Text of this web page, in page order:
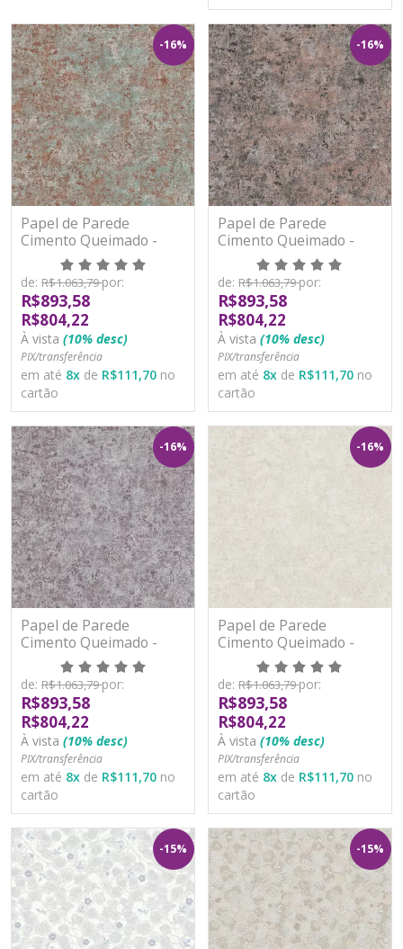
-16%
Papel de Parede
Cimento Queimado -
Metropolitan Stories 3 -
AS391101 - Vinílico
de: R$1.063,79por:
R$893,58
R$804,22
À vista (10% desc)
PIX/transferência
em até 8x de R$111,70 no
cartão
-16%
Papel de Parede
Cimento Queimado -
Metropolitan Stories 3 -
AS391102 - Vinílico
de: R$1.063,79por:
R$893,58
R$804,22
À vista (10% desc)
PIX/transferência
em até 8x de R$111,70 no
cartão
-16%
Papel de Parede
Cimento Queimado -
Metropolitan Stories 3 -
AS391103 - Vinílico
de: R$1.063,79por:
R$893,58
R$804,22
À vista (10% desc)
PIX/transferência
em até 8x de R$111,70 no
cartão
-16%
Papel de Parede
Cimento Queimado -
Metropolitan Stories 3 -
AS391104 - Vinílico
de: R$1.063,79por:
R$893,58
R$804,22
À vista (10% desc)
PIX/transferência
em até 8x de R$111,70 no
cartão
-15% -15%